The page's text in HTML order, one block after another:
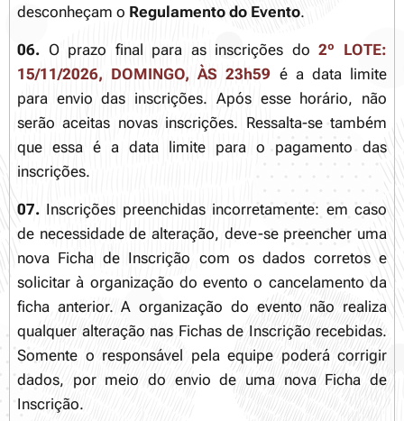
desconheçam o Regulamento do Evento.
06. O prazo final para as inscrições do2º LOTE:
15/11/2026, DOMINGO, ÀS 23h59 é a data limite
para envio das inscrições. Após esse horário, não
serão aceitas novas inscrições. Ressalta-se também
que essa é a data limite para o pagamento das
inscrições.
07. Inscrições preenchidas incorretamente: em caso
de necessidade de alteração, deve-se preencher uma
nova Ficha de Inscrição com os dados corretos e
solicitar à organização do evento o cancelamento da
ficha anterior. A organização do evento não realiza
qualquer alteração nas Fichas de Inscrição recebidas.
Somente o responsável pela equipe poderá corrigir
dados, por meio do envio de uma nova Ficha de
Inscrição.